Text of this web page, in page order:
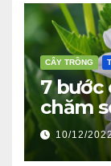
CÂY TRỒNG
7 bước
chăm
ra10/12/